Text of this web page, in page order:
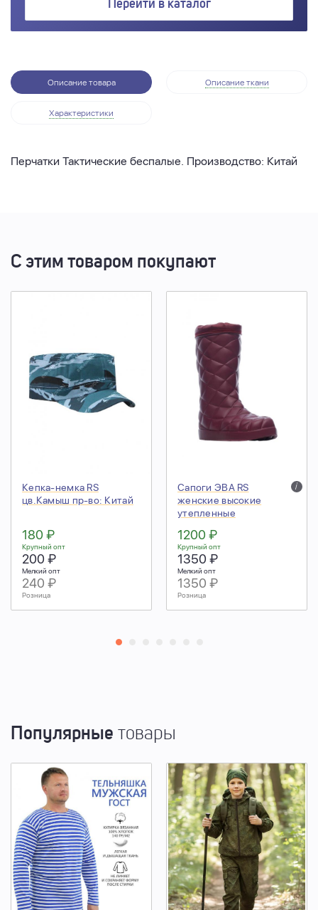
Перейти в каталог
Описание товара Описание ткани
Характеристики
Перчатки Тактические беспалые. Производство: Китай
С этим товаром покупают
Кепка-немка RS
цв.Камыш пр-во: Китай
180 ₽
Крупный опт
200 ₽
Мелкий опт
240 ₽
Розница
Сапоги ЭВА RS
женские высокие
утепленные
i
1200 ₽
Крупный опт
1350 ₽
Мелкий опт
1350 ₽
Розница
Популярные товары